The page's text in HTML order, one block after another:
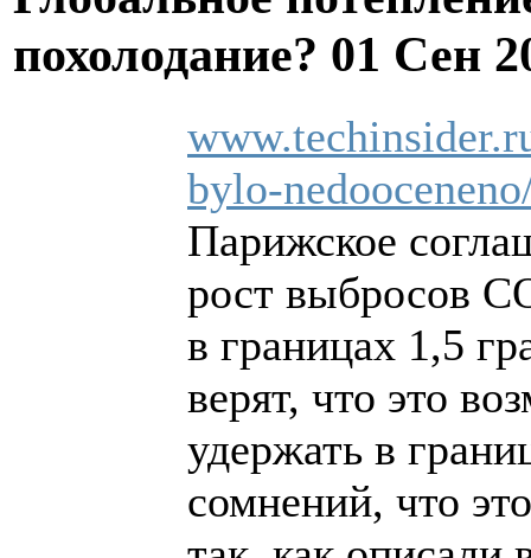
похолодание? 01 Сен
bylo-
Парижское
рост выбросов
в границах 1,5
верят, что это
удержать в
сомнений, что